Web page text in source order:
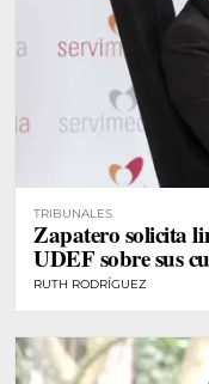
TRIBUNALES
Zapatero solicita
UDEF sobre sus
RUTH RODRÍGUEZ